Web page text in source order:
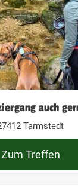
auch
Tarmstedt
Zum Treffen